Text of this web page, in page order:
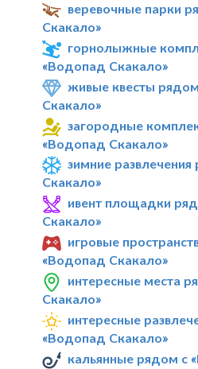
веревочные парки
Скакало»
горнолыжные
«Водопад Скакало»
живые квесты
Скакало»
загородные
«Водопад Скакало»
зимние
Скакало»
ивент площадки
Скакало»
игровые
«Водопад Скакало»
интересные места
Скакало»
интересные
«Водопад Скакало»
кальянные рядом с